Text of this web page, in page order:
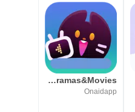
Loklok-Dramas&Movies
Onaidapp